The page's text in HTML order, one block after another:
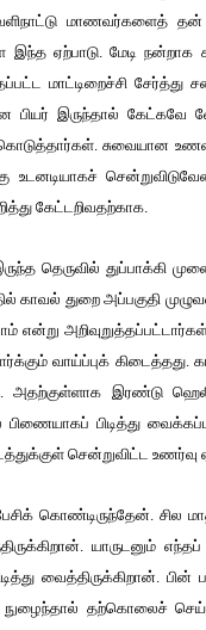
மாணவர்களைத்
ஏற்பாடு. மேடி நன்றாக
மாட்டிறைச்சி சேர்த்து
பியர் இருந்தால் கேட்கவே
சுவையான
உடனடியாகச்
கேட்டறிவதற்காக.
தெருவில் துப்பாக்கி
துறை அப்பகுதி
வாய்ப்புக்
அதற்குள்ளாக இரண்டு
பிடித்து
சென்றுவிட்ட உணர்வு
கொண்டிருந்தேன். சில
யாருடனும்
வைத்திருக்கிறான்.
நுழைந்தால் தற்கொலைச்